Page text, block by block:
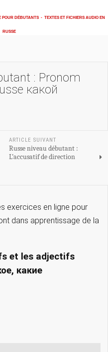
POUR DÉBUTANTS - TEXTES ET FICHIERS AUDIO EN
RUSSE
: Pronom
какой
ARTICLE SUIVANT
Russe niveau débutant :
L’accusatif de direction
exercices en ligne pour
dans apprentissage de la
et les adjectifs
какие